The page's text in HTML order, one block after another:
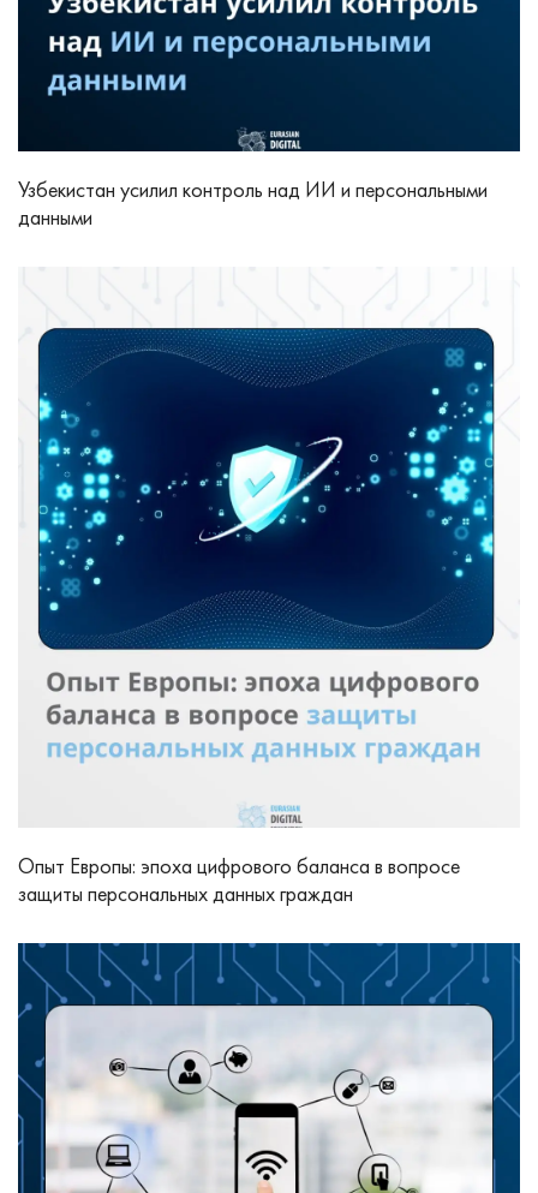
Узбекистан усилил контроль над ИИ и персональными
данными
Опыт Европы: эпоха цифрового баланса в вопросе
защиты персональных данных граждан